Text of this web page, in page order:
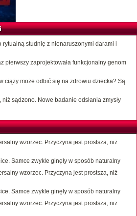
rytualną studnię z nienaruszonymi darami i
pierwszy zaprojektowała funkcjonalny genom
ciąży może odbić się na zdrowiu dziecka? Są
sądzono. Nowe badanie odsłania zmysły
wzorzec. Przyczyna jest prostsza, niż
Samce zwykle ginęły w sposób naturalny
wzorzec. Przyczyna jest prostsza, niż
Samce zwykle ginęły w sposób naturalny
wzorzec. Przyczyna jest prostsza, niż